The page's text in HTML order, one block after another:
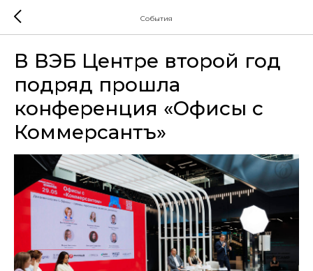
События
В ВЭБ Центре второй год
подряд прошла
конференция «Офисы с
Коммерсантъ»